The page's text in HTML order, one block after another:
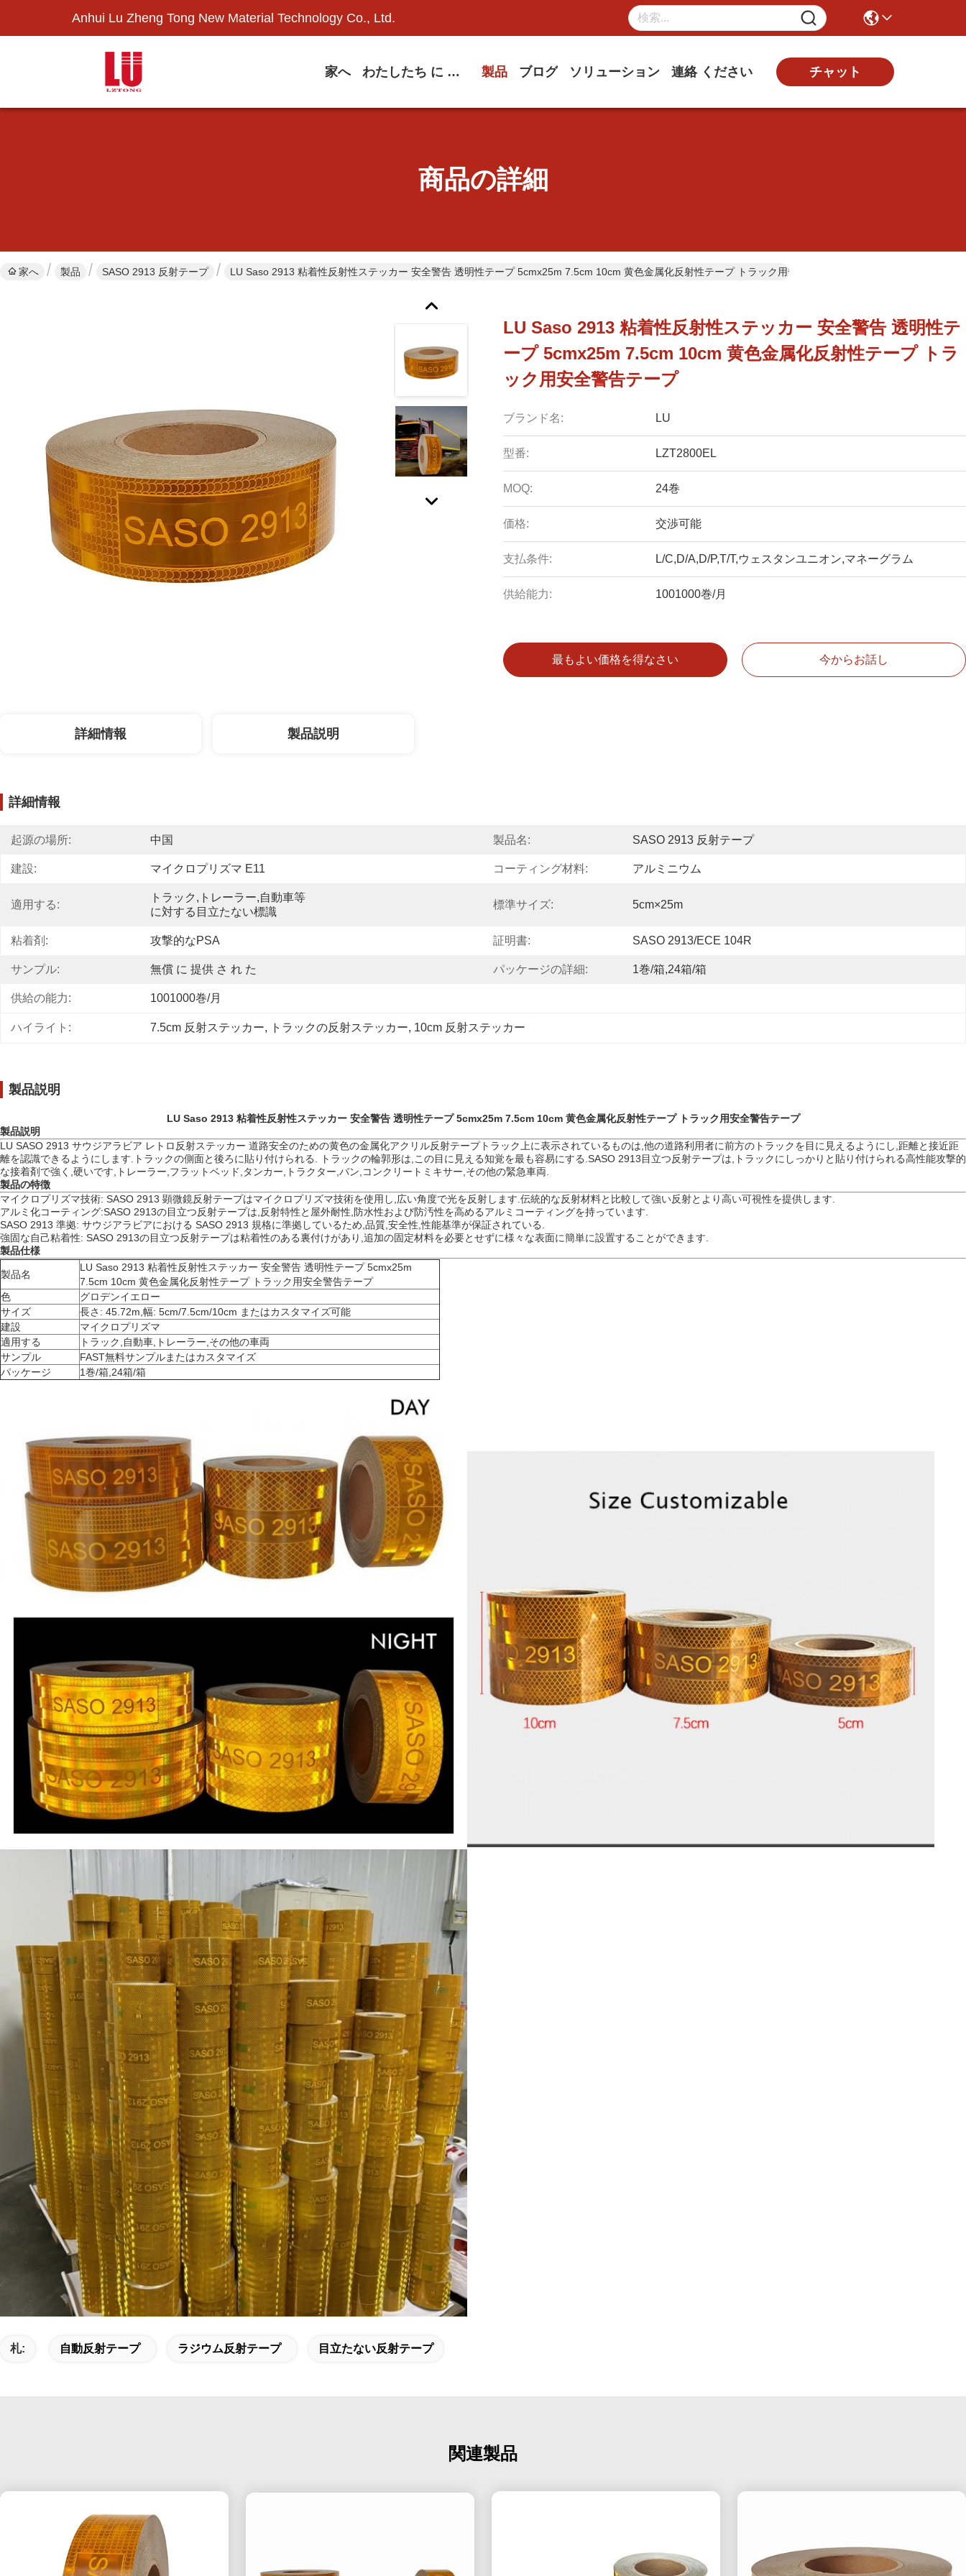
Anhui Lu Zheng Tong New Material Technology Co., Ltd.
家へ わたしたち に つい て 製品 ブログ ソリューション 連絡 ください チャット
商品の詳細
家へ 製品 SASO 2913 反射テープ LU Saso 2913 粘着性反射性ステッカー 安全警告 透明性テープ 5cmx25m 7.5cm 10cm 黄色金属化反射性テープ トラック用安全警告テープ
LU Saso 2913 粘着性反射性ステッカー 安全警告 透明性テ
ープ 5cmx25m 7.5cm 10cm 黄色金属化反射性テープ トラ
ック用安全警告テープ
ブランド名: LU
型番: LZT2800EL
MOQ: 24巻
価格: 交渉可能
支払条件: L/C,D/A,D/P,T/T,ウェスタンユニオン,マネーグラム
供給能力: 1001000巻/月
最もよい価格を得なさい 今からお話し
詳細情報 製品説明
詳細情報
起源の場所: 中国 製品名: SASO 2913 反射テープ
建設: マイクロプリズマ E11 コーティング材料: アルミニウム
適用する:
トラック,トレーラー,自動車等
に対する目立たない標識
標準サイズ: 5cm×25m
粘着剤: 攻撃的なPSA 証明書: SASO 2913/ECE 104R
サンプル: 無償 に 提供 さ れ た パッケージの詳細: 1巻/箱,24箱/箱
供給の能力: 1001000巻/月
ハイライト: 7.5cm 反射ステッカー, トラックの反射ステッカー, 10cm 反射ステッカー
製品説明
LU Saso 2913 粘着性反射性ステッカー 安全警告 透明性テープ 5cmx25m 7.5cm 10cm 黄色金属化反射性テープ トラック用安全警告テープ
製品説明
LU SASO 2913 サウジアラビア レトロ反射ステッカー 道路安全のための黄色の金属化アクリル反射テープトラック上に表示されているものは,他の道路利用者に前方のトラックを目に見えるようにし,距離と接近距
離を認識できるようにします.トラックの側面と後ろに貼り付けられる. トラックの輪郭形は,この目に見える知覚を最も容易にする.SASO 2913目立つ反射テープは,トラックにしっかりと貼り付けられる高性能攻撃的
な接着剤で強く,硬いです,トレーラー,フラットベッド,タンカー,トラクター,バン,コンクリートミキサー,その他の緊急車両.
製品の特徴
マイクロプリズマ技術: SASO 2913 顕微鏡反射テープはマイクロプリズマ技術を使用し,広い角度で光を反射します.伝統的な反射材料と比較して強い反射とより高い可視性を提供します.
アルミ化コーティング:SASO 2913の目立つ反射テープは,反射特性と屋外耐性,防水性および防汚性を高めるアルミコーティングを持っています.
SASO 2913 準拠: サウジアラビアにおける SASO 2913 規格に準拠しているため,品質,安全性,性能基準が保証されている.
強固な自己粘着性: SASO 2913の目立つ反射テープは粘着性のある裏付けがあり,追加の固定材料を必要とせずに様々な表面に簡単に設置することができます.
製品仕様
製品名
LU Saso 2913 粘着性反射性ステッカー 安全警告 透明性テープ 5cmx25m
7.5cm 10cm 黄色金属化反射性テープ トラック用安全警告テープ
色
グロデンイエロー
サイズ
長さ: 45.72m,幅: 5cm/7.5cm/10cm またはカスタマイズ可能
建設
マイクロプリズマ
適用する
トラック,自動車,トレーラー,その他の車両
サンプル
FAST無料サンプルまたはカスタマイズ
パッケージ
1巻/箱,24箱/箱
札: 自動反射テープ ラジウム反射テープ 目立たない反射テープ
関連製品